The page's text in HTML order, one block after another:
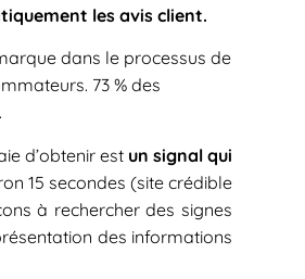
les avis client.
dans le processus de
73 % des
d’obtenir est un signal qui
15 secondes (site crédible
à rechercher des signes
des informations